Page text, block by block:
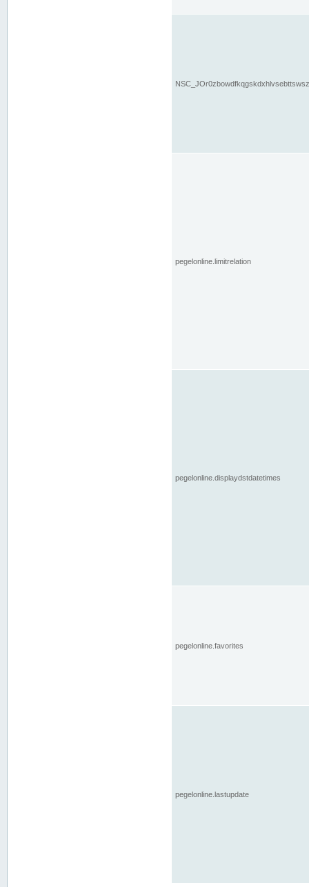
pegelonline.limitrelation
pegelonline.displaydstdatetimes
pegelonline.favorites
pegelonline.lastupdate